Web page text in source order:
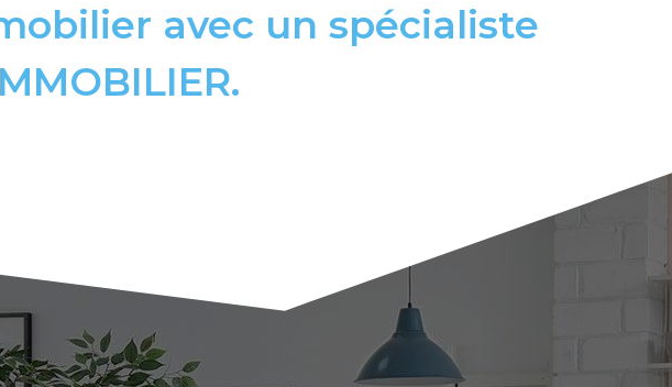
avec un spécialiste